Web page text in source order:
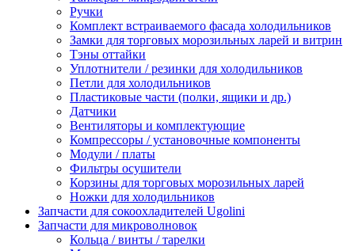
Ручки
Комплект встраиваемого фасада холодильников
Замки для торговых морозильных ларей и витрин
Тэны оттайки
Уплотнители / резинки для холодильников
Петли для холодильников
Пластиковые части (полки, ящики и др.)
Датчики
Вентиляторы и комплектующие
Компрессоры / установочные компоненты
Модули / платы
Фильтры осушители
Корзины для торговых морозильных ларей
Ножки для холодильников
Запчасти для сокоохладителей Ugolini
Запчасти для микроволновок
Кольца / винты / тарелки